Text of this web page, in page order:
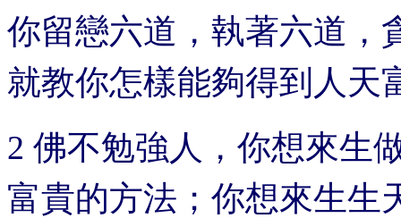
你留戀六道，執著六道，
就教你怎樣能夠得到人天
2 佛不勉強人，你想來生
富貴的方法；你想來生生